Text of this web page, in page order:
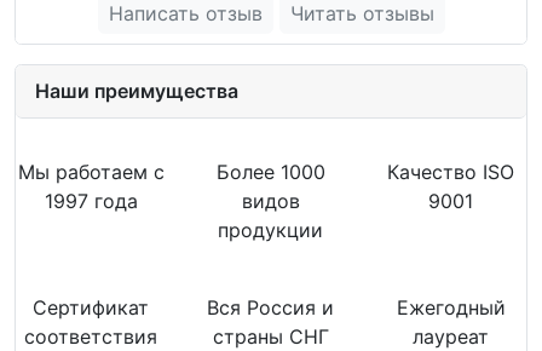
Написать отзыв
Читать отзывы
Наши преимущества
Мы работаем с
1997 года
Более 1000
видов
продукции
Качество ISO
9001
Сертификат
соответствия
Вся Россия и
страны СНГ
Ежегодный
лауреат